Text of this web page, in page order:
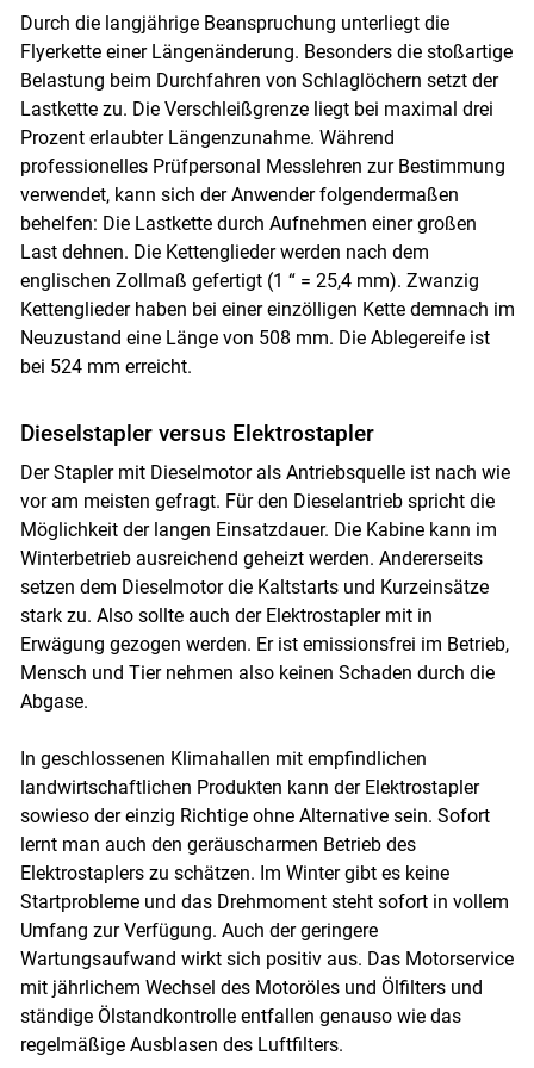
Durch die langjährige Beanspruchung unterliegt die
Flyerkette einer Längenänderung. Besonders die stoßartige
Belastung beim Durchfahren von Schlaglöchern setzt der
Lastkette zu. Die Verschleißgrenze liegt bei maximal drei
Prozent erlaubter Längenzunahme. Während
professionelles Prüfpersonal Messlehren zur Bestimmung
verwendet, kann sich der Anwender folgendermaßen
behelfen: Die Lastkette durch Aufnehmen einer großen
Last dehnen. Die Kettenglieder werden nach dem
englischen Zollmaß gefertigt (1 “ = 25,4 mm). Zwanzig
Kettenglieder haben bei einer einzölligen Kette demnach im
Neuzustand eine Länge von 508 mm. Die Ablegereife ist
bei 524 mm erreicht.
Dieselstapler versus Elektrostapler
Der Stapler mit Dieselmotor als Antriebsquelle ist nach wie
vor am meisten gefragt. Für den Dieselantrieb spricht die
Möglichkeit der langen Einsatzdauer. Die Kabine kann im
Winterbetrieb ausreichend geheizt werden. Andererseits
setzen dem Dieselmotor die Kaltstarts und Kurzeinsätze
stark zu. Also sollte auch der Elektrostapler mit in
Erwägung gezogen werden. Er ist emissionsfrei im Betrieb,
Mensch und Tier nehmen also keinen Schaden durch die
Abgase.
In geschlossenen Klimahallen mit empfindlichen
landwirtschaftlichen Produkten kann der Elektrostapler
sowieso der einzig Richtige ohne Alternative sein. Sofort
lernt man auch den geräuscharmen Betrieb des
Elektrostaplers zu schätzen. Im Winter gibt es keine
Startprobleme und das Drehmoment steht sofort in vollem
Umfang zur Verfügung. Auch der geringere
Wartungsaufwand wirkt sich positiv aus. Das Motorservice
mit jährlichem Wechsel des Motoröles und Ölfilters und
ständige Ölstandkontrolle entfallen genauso wie das
regelmäßige Ausblasen des Luftfilters.